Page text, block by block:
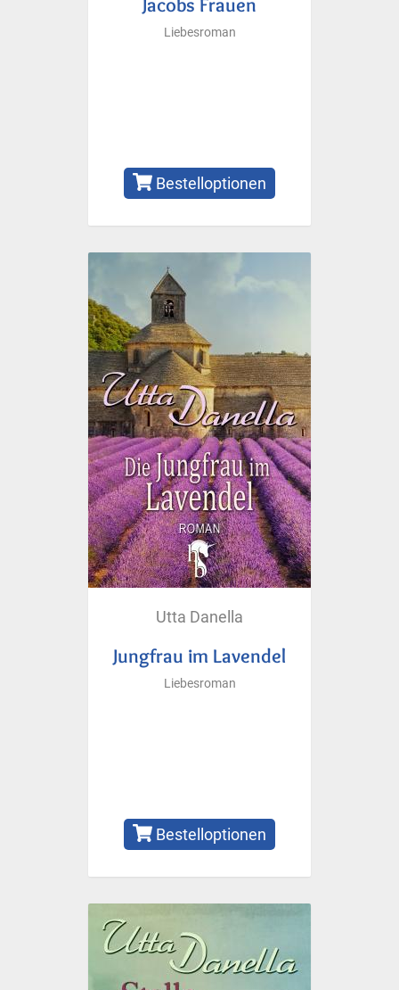
Liebesroman
Bestelloptionen
Utta Danella
Jungfrau im Lavendel
Liebesroman
Bestelloptionen